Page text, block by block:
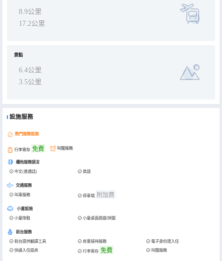
8.9公里
17.2公里
景點
6.4公里
3.5公里
設施服務
熱門服務設施
行李寄存 免費 叫醒服務
櫃枱服務語言
中文(普通話) 英語
交通服務
叫車服務 停車場 附加费
小童設施
小童拖鞋 小童桌面遊戲/拼圖
前台服務
前台提供翻譯工具 房東接待服務
電子身份證入住
快速入住退房
行李寄存 免費 叫醒服務